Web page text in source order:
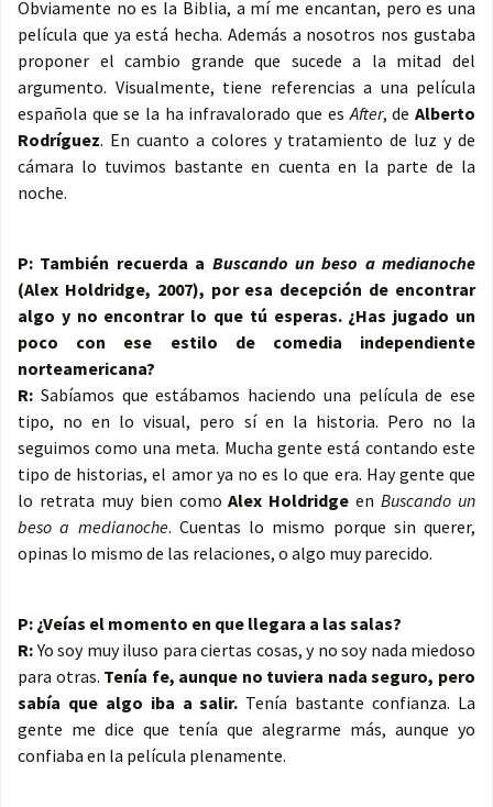
Obviamente no es la Biblia, a mí me encantan, pero es una
película que ya está hecha. Además a nosotros nos gustaba
proponer el cambio grande que sucede a la mitad del
argumento. Visualmente, tiene referencias a una película
española que se la ha infravalorado que esAfter, deAlberto
Rodríguez. En cuanto a colores y tratamiento de luz y de
cámara lo tuvimos bastante en cuenta en la parte de la
noche.
P: También recuerda a Buscando un beso a medianoche
(Alex Holdridge, 2007), por esa decepción de encontrar
algo y no encontrar lo que tú esperas. ¿Has jugado un
poco con ese estilo de comedia independiente
norteamericana?
R: Sabíamos que estábamos haciendo una película de ese
tipo, no en lo visual, pero sí en la historia. Pero no la
seguimos como una meta. Mucha gente está contando este
tipo de historias, el amor ya no es lo que era. Hay gente que
lo retrata muy bien comoAlex Holdridge enBuscando un
beso a medianoche. Cuentas lo mismo porque sin querer,
opinas lo mismo de las relaciones, o algo muy parecido.
P: ¿Veías el momento en que llegara a las salas?
R:Yo soy muy iluso para ciertas cosas, y no soy nada miedoso
para otras. Tenía fe, aunque no tuviera nada seguro, pero
sabía que algo iba a salir. Tenía bastante confianza. La
gente me dice que tenía que alegrarme más, aunque yo
confiaba en la película plenamente.